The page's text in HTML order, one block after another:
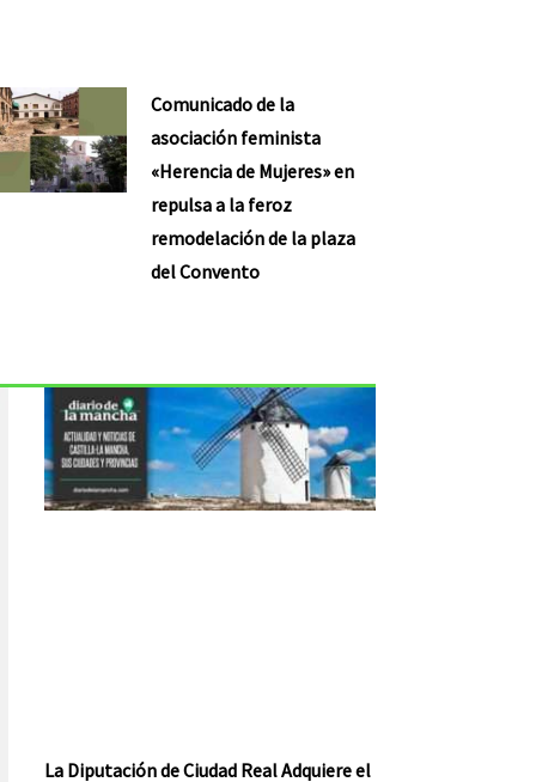
Comunicado de la
asociación feminista
«Herencia de Mujeres» en
repulsa a la feroz
remodelación de la plaza
del Convento
La Diputación de Ciudad Real Adquiere el